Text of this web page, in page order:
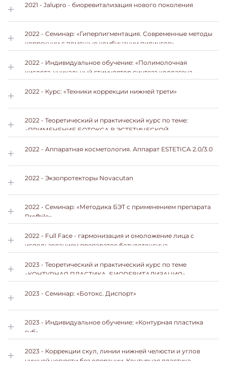
2021 - Jalupro - биоревитализация нового поколения
2022 - Семинар: «Гиперпигментация. Современные методы
коррекции с помощью комбинации пилингов»
2022 - Индивидуальное обучение: «Полимолочная
кислота-уникальный стимулятор синтеза коллагена.
Возрождение кожи изнутри»
2022 - Курс: «Техники коррекции нижней трети»
2022 - Теоретический и практический курс по теме:
«ПРИМЕНЕНИЕ БОТОКСА В ЭСТЕТИЧЕСКОЙ
КОСМЕТОЛОГИИ»
2022 - Аппаратная косметология. Аппарат ESTETICA 2.0/3.0
2022 - Экзопротекторы Novacutan
2022 - Семинар: «Методика БЭТ с применением препарата
Profhilo»
2022 - Full Faсе - гармонизация и омоложение лица с
использованием препаратов ботулотоксина
2023 - Теоретический и практический курс по теме
«КОНТУРНАЯ ПЛАСТИКА. БИОРЕВИТАЛИЗАЦИЯ»
2023 - Семинар: «Ботокс. Диспорт»
2023 - Индивидуальное обучение: «Контурная пластика
губ»
2023 - Коррекции скул, линии нижней челюсти и углов
нижней челюсти без операции. Контурная пластика